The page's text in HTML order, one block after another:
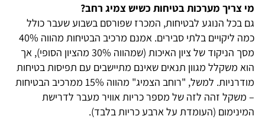
מי צריך מערכות בטיחות כשיש צמיג רחב?
גם בכל הנוגע לבטיחות, המכרז שפורסם בשבוע שעבר כולל
כמה ליקויים בלתי סבירים. אמנם מרכיב הבטיחות מהווה 40%
מסך הניקוד של ציון האיכות (שמהווה 30% מהציון הסופי), אך
הוא משקלל מגוון תנאים שאינם מתיישבים עם תפיסות בטיחות
מודרניות. למשל, "רוחב הצמיג" מהווה 15% ממרכיב הבטיחות
– משקל זהה לזה של מספר כריות אוויר מעבר לדרישת
המינימום (העומדת על ארבע כריות בלבד).